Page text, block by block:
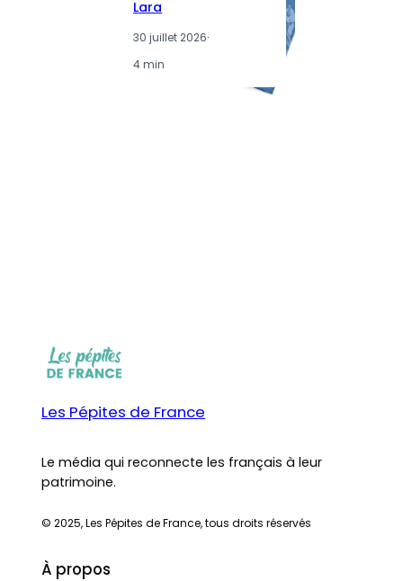
Lara
30 juillet 2026·
4 min
Les Pépites de France
Le média qui reconnecte les français à leur
patrimoine.
© 2025, Les Pépites de France, tous droits réservés
À propos